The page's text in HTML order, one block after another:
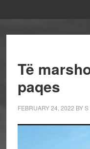
Të
paqes
FEBRUARY 24, 2022 BYS